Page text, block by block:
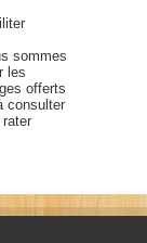
sommes
les
offerts
consulter